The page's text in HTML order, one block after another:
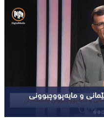
و مایەپووچبوونی